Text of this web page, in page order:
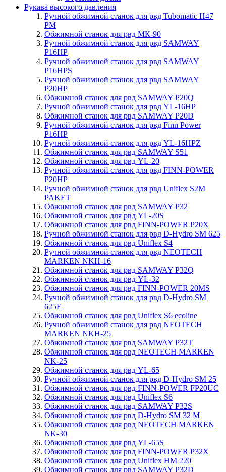
Рукава высокого давления
Ручной обжимной станок для рвд Tubomatic H47
PM
Обжимной станок для рвд МК-90
Ручной обжимной станок для рвд SAMWAY
P16HP
Ручной обжимной станок для рвд SAMWAY
P16HPS
Ручной обжимной станок для рвд SAMWAY
P20HP
Обжимной станок для рвд SAMWAY P20Q
Ручной обжимной станок для рвд YL-16HP
Обжимной станок для рвд SAMWAY P20D
Ручной обжимной станок для рвд Finn Power
P16HP
Ручной обжимной станок для рвд YL-16HPZ
Обжимной станок для рвд SAMWAY S51
Обжимной станок для рвд YL-20
Ручной обжимной станок для рвд FINN-POWER
P20HP
Ручной обжимной станок для рвд Uniflex S2M
PAKET
Обжимной станок для рвд SAMWAY P32
Обжимной станок для рвд YL-20S
Обжимной станок для рвд FINN-POWER P20X
Ручной обжимной станок для рвд D-Hydro SM 625
Обжимной станок для рвд Uniflex S4
Ручной обжимной станок для рвд NEOTECH
MARKEN NKH-16
Обжимной станок для рвд SAMWAY P32Q
Обжимной станок для рвд YL-32
Обжимной станок для рвд FINN-POWER 20MS
Ручной обжимной станок для рвд D-Hydro SM
625E
Обжимной станок для рвд Uniflex S6 ecoline
Ручной обжимной станок для рвд NEOTECH
MARKEN NKH-25
Обжимной станок для рвд SAMWAY P32T
Обжимной станок для рвд NEOTECH MARKEN
NK-25
Обжимной станок для рвд YL-65
Ручной обжимной станок для рвд D-Hydro SM 25
Обжимной станок для рвд FINN-POWER FP20UC
Обжимной станок для рвд Uniflex S6
Обжимной станок для рвд SAMWAY P32S
Обжимной станок для рвд D-Hydro SM 32 M
Обжимной станок для рвд NEOTECH MARKEN
NK-30
Обжимной станок для рвд YL-65S
Обжимной станок для рвд FINN-POWER P32X
Обжимной станок для рвд Uniflex HM 220
Обжимной станок для рвд SAMWAY P32D